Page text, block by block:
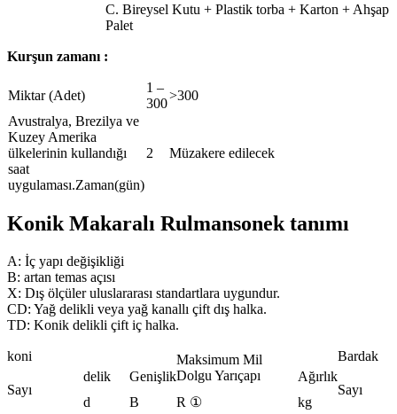
C. Bireysel Kutu + Plastik torba + Karton + Ahşap
Palet
Kurşun zamanı :
Miktar (Adet)
1 –
300
>300
Avustralya, Brezilya ve
Kuzey Amerika
ülkelerinin kullandığı
saat
uygulaması.Zaman(gün)
2 Müzakere edilecek
Konik Makaralı Rulmansonek tanımı
A: İç yapı değişikliği
B: artan temas açısı
X: Dış ölçüler uluslararası standartlara uygundur.
CD: Yağ delikli veya yağ kanallı çift dış halka.
TD: Konik delikli çift iç halka.
koni
Maksimum Mil
Dolgu Yarıçapı
Bardak
Sayı
delik Genişlik
Ağırlık
Sayı
d
B R ①
kg